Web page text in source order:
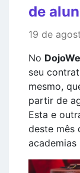
de
19 de
No
seu
mesmo,
partir de
Esta e
deste mês
academias